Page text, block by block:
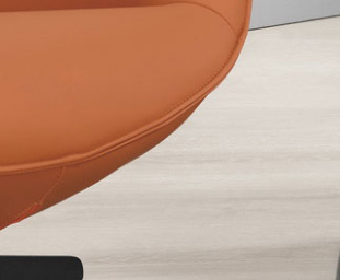
方式吊運，費用將由買方自行支付。
間送達，司機當天到貨前皆會再與您通知，
之安全，本司得視狀況延後或停止運送服
，恕無法送至指定樓面。
0800-085-717
：0800-085-717。